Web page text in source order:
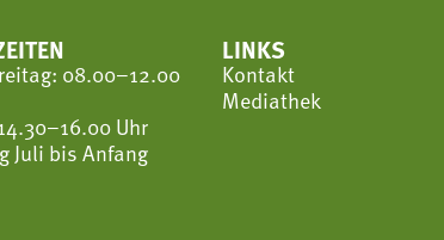
08.00–12.00
Uhr
Juli bis Anfang
LINKS
Kontakt
Mediathek